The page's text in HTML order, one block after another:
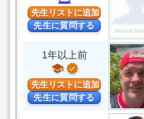
先生リストに追加
先生に質問する
1年以上前
school verified
先生リストに追加
先生に質問する